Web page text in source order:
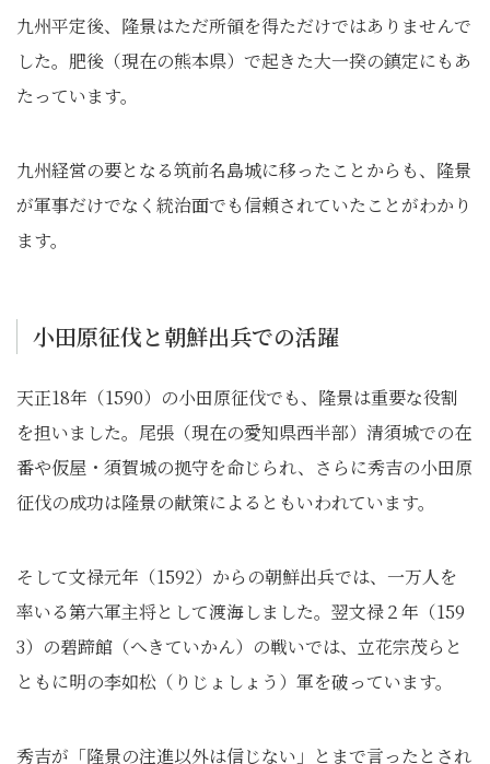
九州平定後、隆景はただ所領を得ただけではありませんで
した。肥後（現在の熊本県）で起きた大一揆の鎮定にもあ
たっています。
九州経営の要となる筑前名島城に移ったことからも、隆景
が軍事だけでなく統治面でも信頼されていたことがわかり
ます。
小田原征伐と朝鮮出兵での活躍
天正18年（1590）の小田原征伐でも、隆景は重要な役割
を担いました。尾張（現在の愛知県西半部）清須城での在
番や仮屋・須賀城の拠守を命じられ、さらに秀吉の小田原
征伐の成功は隆景の献策によるともいわれています。
そして文禄元年（1592）からの朝鮮出兵では、一万人を
率いる第六軍主将として渡海しました。翌文禄２年（159
3）の碧蹄館（へきていかん）の戦いでは、立花宗茂らと
ともに明の李如松（りじょしょう）軍を破っています。
秀吉が「隆景の注進以外は信じない」とまで言ったとされ